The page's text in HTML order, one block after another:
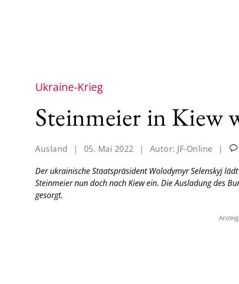
Ukraine-Krieg
Steinmeier in Kiew
Ausland | 05. Mai 2022 | Autor: JF-Online |
Der ukrainische Staatspräsident Wolodymyr Selenskyj
Steinmeier nun doch nach Kiew ein. Die Ausladung des
gesorgt.